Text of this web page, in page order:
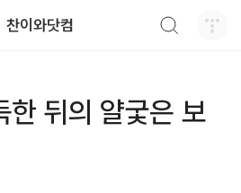
찬이와닷컴
한 뒤의 얄궃은 보